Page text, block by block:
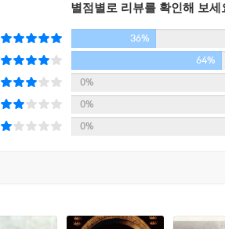
별점별로 리뷰를 확인해 보세
36%
64%
0%
0%
0%